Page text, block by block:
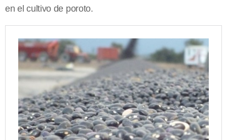
en el cultivo de poroto.